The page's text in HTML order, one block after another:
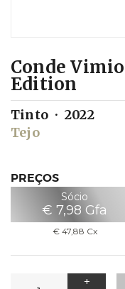
Conde
Edition
Tinto
2022
Tejo
PREÇOS
Sócio
€ 7,98 Gfa
€ 47,88 Cx
+